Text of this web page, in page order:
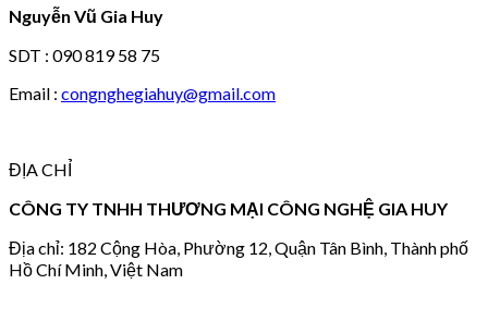
Nguyễn Vũ Gia Huy
SDT : 090 819 58 75
Email : congnghegiahuy@gmail.com
ĐỊA CHỈ
CÔNG TY TNHH THƯƠNG MẠI CÔNG NGHỆ GIA HUY
Địa chỉ: 182 Cộng Hòa, Phường 12, Quận Tân Bình, Thành phố
Hồ Chí Minh, Việt Nam